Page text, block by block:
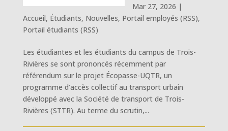
Mar 27, 2026 |
Accueil, Étudiants, Nouvelles, Portail employés (RSS),
Portail étudiants (RSS)
Les étudiantes et les étudiants du campus de Trois-
Rivières se sont prononcés récemment par
référendum sur le projet Écopasse-UQTR, un
programme d’accès collectif au transport urbain
développé avec la Société de transport de Trois-
Rivières (STTR). Au terme du scrutin,...